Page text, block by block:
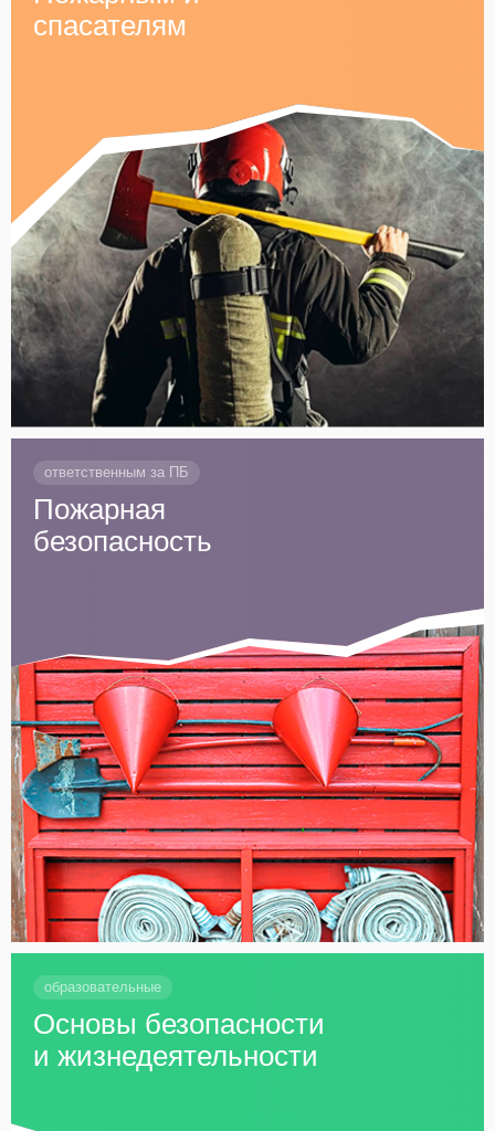
спасателям
ответственным за ПБ
Пожарная
безопасность
образовательные
Основы безопасности
и жизнедеятельности